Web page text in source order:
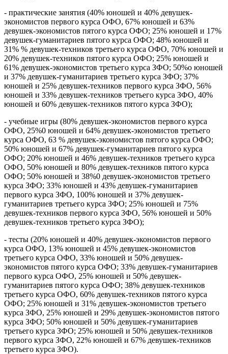
- практические занятия (40% юношей и 40% девушек-
экономистов первого курса ОФО, 67% юношей и 63%
девушек-экономистов пятого курса ОФО; 25% юношей и 17%
девушек-гуманитариев пятого курса ОФО; 48% юношей и
31% % девушек-техников третьего курса ОФО, 70% юношей и
20% девушек-техников пятого курса ОФО; 25% юношей и
61% девушек-экономистов третьего курса ЗФО; 50%о юношей
и 37% девушек-гуманитариев третьего курса ЗФО; 37%
юношей и 25% девушек-техников первого курса ЗФО, 56%
юношей и 33% девушек-техников третьего курса ЗФО, 40%
юношей и 60% девушек-техников пятого курса ЗФО);
- учебные игры (80% девушек-экономистов первого курса
ОФО, 25%0 юношей и 64% девушек-экономистов третьего
курса ОФО, 63 % девушек-экономистов пятого курса ОФО;
50% юношей и 67% девушек-гуманитариев пятого курса
ОФО; 20% юношей и 46% девушек-техников третьего курса
ОФО, 50% юношей и 80% девушек-техников пятого курса
ОФО; 50% юношей и 38%0 девушек-экономистов третьего
курса ЗФО; 33% юношей и 43% девушек-гуманитариев
первого курса ЗФО, 100% юношей и 37% девушек-
гуманитариев третьего курса ЗФО; 25% юношей и 75%
девушек-техников первого курса ЗФО, 56% юношей и 50%
девушек-техников третьего курса ЗФО);
- тесты (20% юношей и 40% девушек-экономистов первого
курса ОФО, 13% юношей и 45% девушек-экономистов
третьего курса ОФО, 33% юношей и 50% девушек-
экономистов пятого курса ОФО; 33% девушек-гуманитариев
первого курса ОФО, 25% юношей и 50% девушек-
гуманитариев пятого курса ОФО; 38% девушек-техников
третьего курса ОФО, 60% девушек-техников пятого курса
ОФО; 25% юношей и 31% девушек-экономистов третьего
курса ЗФО, 25% юношей и 29% девушек-экономистов пятого
курса ЗФО; 50% юношей и 50% девушек-гуманитариев
третьего курса ЗФО; 25% юношей и 50% девушек-техников
первого курса ЗФО, 22% юношей и 67% девушек-техников
третьего курса ЗФО).